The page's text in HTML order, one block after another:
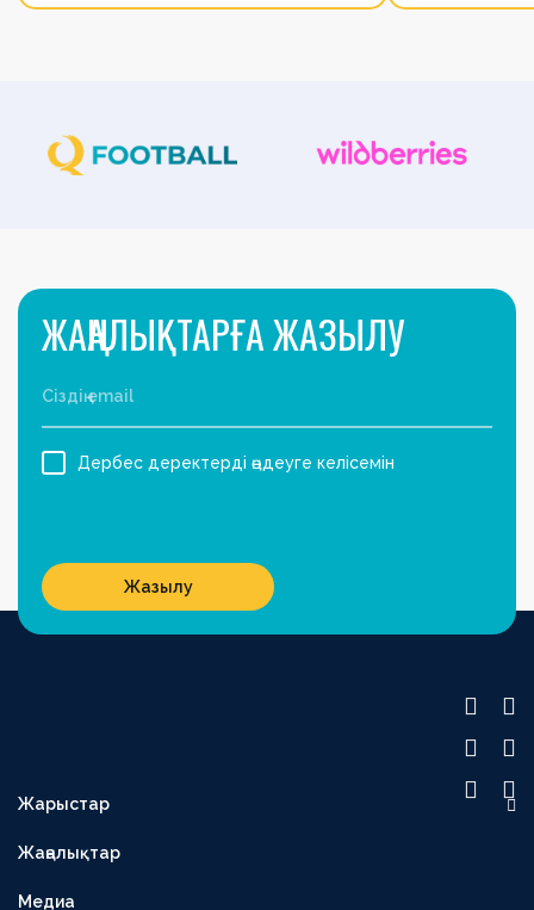
Жарыстар
1XBET БІРІНШІ ЛИГА
OLIMPBET КУБОК
Жаңалықтар
Медиа
ЖАҢАЛЫҚТАРҒА ЖАЗЫЛУ
Дербес деректерді өңдеуге келісемін
Жазылу